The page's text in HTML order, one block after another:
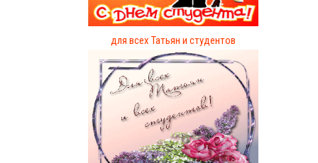
для всех Татьян и студентов